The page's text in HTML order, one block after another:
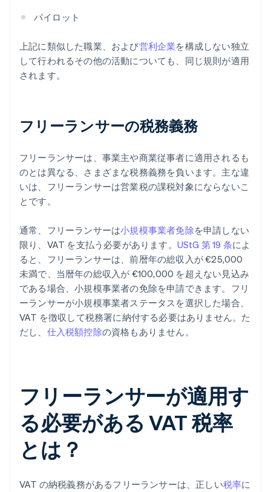
パイロット
上記に類似した職業、および営利企業を構成しない独立
して行われるその他の活動についても、同じ規則が適用
されます。
フリーランサーの税務義務
フリーランサーは、事業主や商業従事者に適用されるも
のとは異なる、さまざまな税務義務を負います。主な違
いは、フリーランサーは営業税の課税対象にならないこ
とです。
通常、フリーランサーは小規模事業者免除を申請しない
限り、VAT を支払う必要があります。 UStG 第 19 条によ
ると、フリーランサーは、前暦年の総収入が €25,000
未満で、当暦年の総収入が €100,000 を超えない見込み
である場合、小規模事業者の免除を申請できます。フリ
ーランサーが小規模事業者ステータスを選択した場合、
VAT を徴収して税務署に納付する必要はありません。た
だし、 仕入税額控除の資格もありません。
フリーランサーが適用す
る必要がある VAT 税率
とは？
VAT の納税義務があるフリーランサーは、正しい税率に